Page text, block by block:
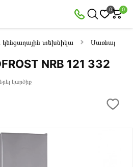
0 0
կենցաղային տեխնիկա
NRB 121 332
կարծիք